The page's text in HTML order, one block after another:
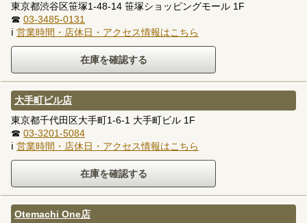
東京都渋谷区笹塚1-48-14 笹塚ショッピングモール 1F
☎ 03-3485-0131
ℹ 営業時間・店休日・アクセス情報はこちら
大手町ビル店
東京都千代田区大手町1-6-1 大手町ビル 1F
☎ 03-3201-5084
ℹ 営業時間・店休日・アクセス情報はこちら
Otemachi One店